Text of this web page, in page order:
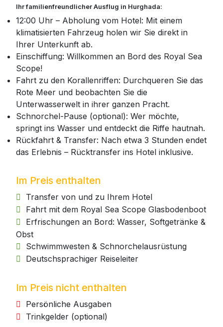
Ihr familienfreundlicher Ausflug in Hurghada:
12:00 Uhr – Abholung vom Hotel: Mit einem
klimatisierten Fahrzeug holen wir Sie direkt in
Ihrer Unterkunft ab.
Einschiffung: Willkommen an Bord des Royal Sea
Scope!
Fahrt zu den Korallenriffen: Durchqueren Sie das
Rote Meer und beobachten Sie die
Unterwasserwelt in ihrer ganzen Pracht.
Schnorchel-Pause (optional): Wer möchte,
springt ins Wasser und entdeckt die Riffe hautnah.
Rückfahrt & Transfer: Nach etwa 3 Stunden endet
das Erlebnis – Rücktransfer ins Hotel inklusive.
Im Preis enthalten
Transfer von und zu Ihrem Hotel
Fahrt mit dem Royal Sea Scope Glasbodenboot
Erfrischungen an Bord: Wasser, Softgetränke &
Obst
Schwimmwesten & Schnorchelausrüstung
Deutschsprachiger Reiseleiter
Im Preis nicht enthalten
Persönliche Ausgaben
Trinkgelder (optional)